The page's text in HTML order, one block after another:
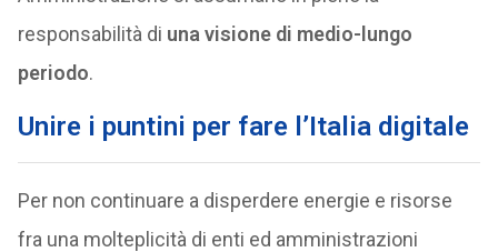
responsabilità di una visione di medio-lungo
periodo.
Unire i puntini per fare l’Italia digitale
Per non continuare a disperdere energie e risorse
fra una molteplicità di enti ed amministrazioni